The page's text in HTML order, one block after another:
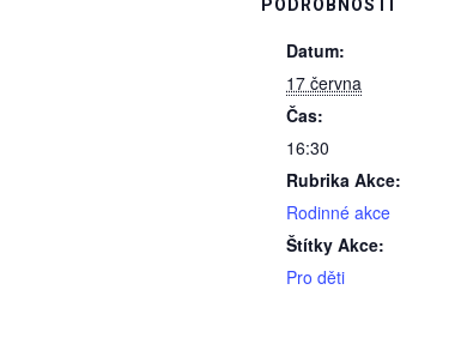
PODROBNOSTI
Datum:
17 června
Čas:
16:30
Rubrika Akce:
Rodinné akce
Štítky Akce:
Pro děti